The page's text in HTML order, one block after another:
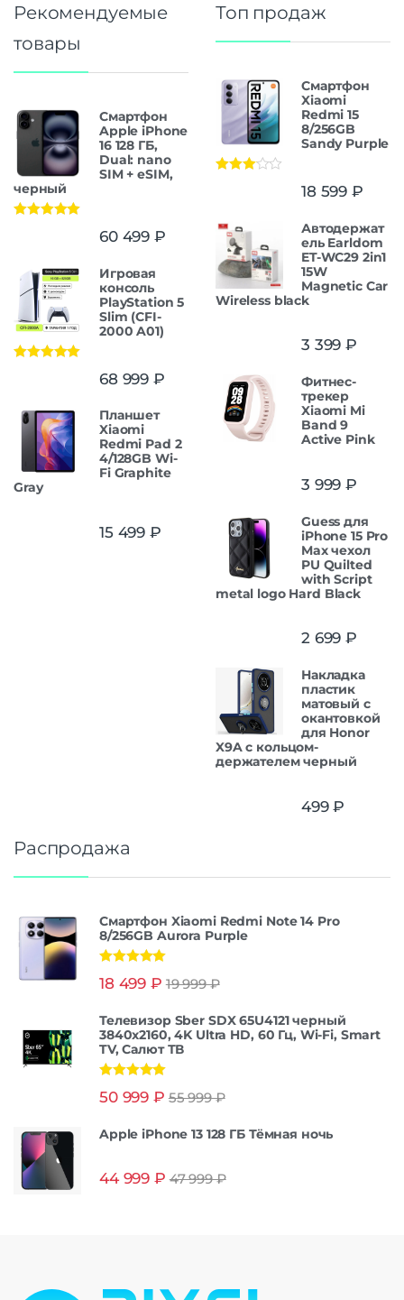
Рекомендуемые
товары
Смартфон
Apple iPhone
16 128 ГБ,
Dual: nano
SIM + eSIM,
черный
60 499 ₽
Игровая
консоль
PlayStation 5
Slim (CFI-
2000 A01)
68 999 ₽
Планшет
Xiaomi
Redmi Pad 2
4/128GB Wi-
Fi Graphite
Gray
15 499 ₽
Топ продаж
Смартфон
Xiaomi
Redmi 15
8/256GB
Sandy Purple
18 599 ₽
Автодержат
ель Earldom
ET-WC29 2in1
15W
Magnetic Car
Wireless black
3 399 ₽
Фитнес-
трекер
Xiaomi Mi
Band 9
Active Pink
3 999 ₽
Guess для
iPhone 15 Pro
Max чехол
PU Quilted
with Script
metal logo Hard Black
2 699 ₽
Накладка
пластик
матовый с
окантовкой
для Honor
X9A с кольцом-
держателем черный
499₽
Распродажа
Смартфон Xiaomi Redmi Note 14 Pro
8/256GB Aurora Purple
из 5
18 499 ₽ 19 999₽
Телевизор Sber SDX 65U4121 черный
3840x2160, 4K Ultra HD, 60 Гц, Wi-Fi, Smart
TV, Салют ТВ
из 5
50 999 ₽ 55 999₽
Apple iPhone 13 128 ГБ Тёмная ночь
44 999 ₽ 47 999₽